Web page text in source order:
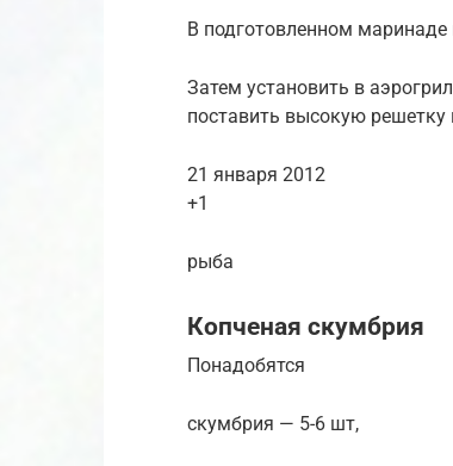
В подготовленном
Затем установить в
поставить высокую
21 января 2012
+1
рыба
Копченая скумбрия
Понадобятся
скумбрия — 5-6 шт,